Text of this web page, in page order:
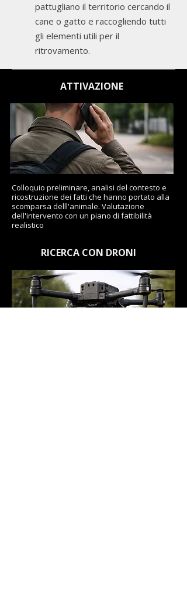
pattugliano il territorio cercando il
cane o gatto e raccogliendo tutti
gli elementi utili per il
ritrovamento.
ATTIVAZIONE
Colloquio preliminare, analisi del contesto e
ricostruzione dei fatti che hanno portato alla
scomparsa delll'animale. Valutazione
dell'intervento con un piano di fattibilità
realistico
RICERCA CON DRONI